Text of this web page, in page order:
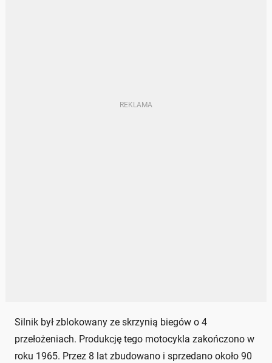
Silnik był zblokowany ze skrzynią biegów o 4
przełożeniach. Produkcję tego motocykla zakończono w
roku 1965. Przez 8 lat zbudowano i sprzedano około 90